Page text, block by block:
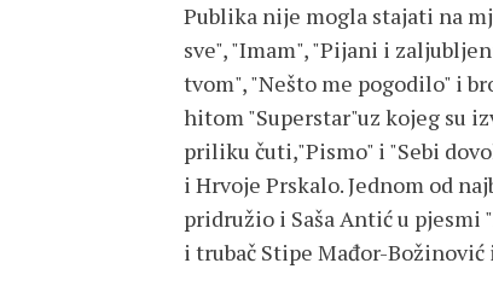
Publika nije mogla stajati na
sve", "Imam", "Pijani i
tvom", "Nešto me pogodilo" i
hitom "Superstar"uz kojeg su
priliku čuti,"Pismo" i "Sebi
i Hrvoje Prskalo. Jednom od
pridružio i Saša Antić u pjesmi
i trubač Stipe Mađor-